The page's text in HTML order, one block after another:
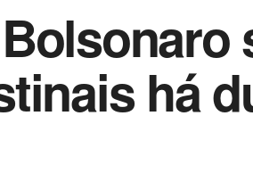
há